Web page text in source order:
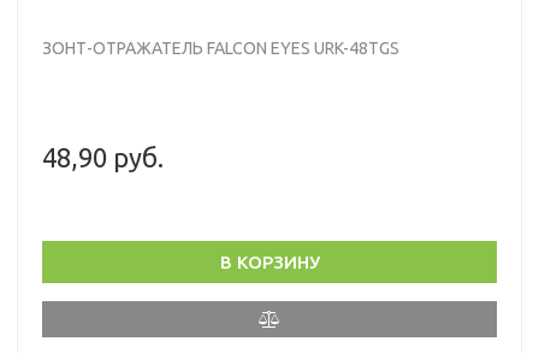
ЗОНТ-ОТРАЖАТЕЛЬ FALCON EYES URK-48TGS
48,90 руб.
В КОРЗИНУ